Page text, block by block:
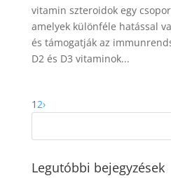
vitamin szteroidok egy
amelyek különféle hatással
és támogatják az
D2 és D3 vitaminok...
12›
Legutóbbi bejegyzések